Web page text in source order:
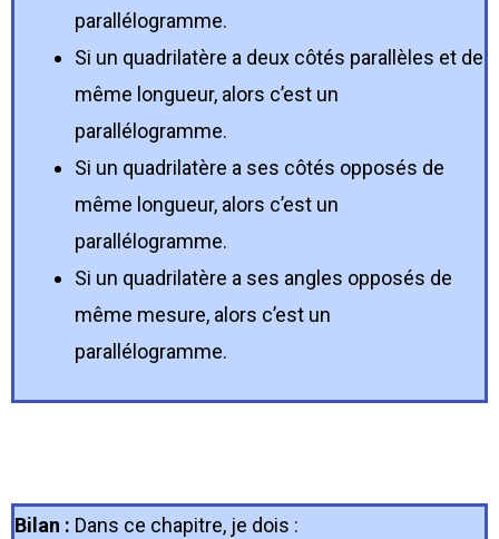
parallélogramme.
Si un quadrilatère a deux côtés parallèles et de
même longueur, alors c’est un
parallélogramme.
Si un quadrilatère a ses côtés opposés de
même longueur, alors c’est un
parallélogramme.
Si un quadrilatère a ses angles opposés de
même mesure, alors c’est un
parallélogramme.
Bilan : Dans ce chapitre, je dois :